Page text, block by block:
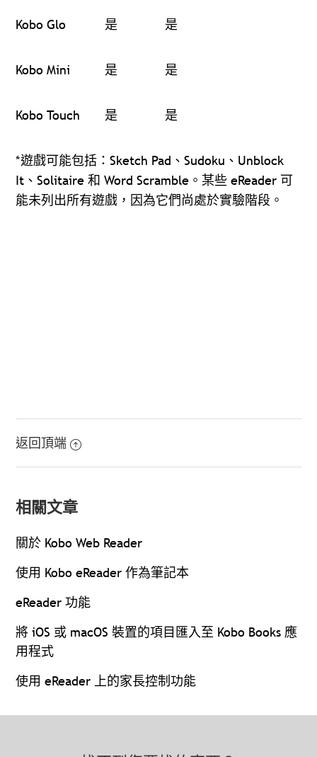
Kobo Glo 是 是
Kobo Mini 是 是
Kobo Touch 是 是
*遊戲可能包括：Sketch Pad、Sudoku、Unblock
It、Solitaire 和 Word Scramble。某些 eReader 可
能未列出所有遊戲，因為它們尚處於實驗階段。
返回頂端
相關文章
關於 Kobo Web Reader
使用 Kobo eReader 作為筆記本
eReader 功能
將 iOS 或 macOS 裝置的項目匯入至 Kobo Books 應
用程式
使用 eReader 上的家長控制功能